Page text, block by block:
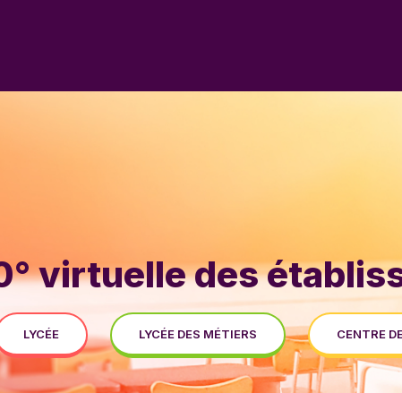
virtuelle des
LYCÉE LYCÉE DES MÉTIERS CENTRE